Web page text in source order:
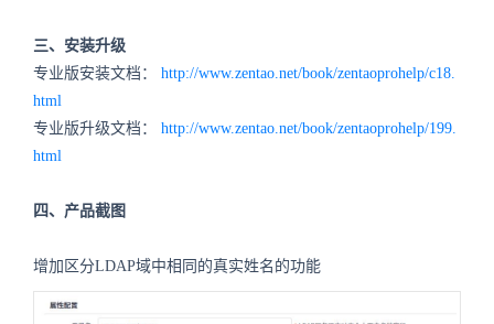
三、安装升级
专业版安装文档： http://www.zentao.net/book/zentaoprohelp/c18.
html
专业版升级文档： http://www.zentao.net/book/zentaoprohelp/199.
html
四、产品截图
增加区分LDAP域中相同的真实姓名的功能